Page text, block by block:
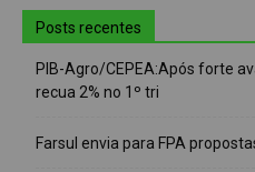
Posts recentes
PIB-Agro/CEPEA:Após forte
recua 2% no 1º tri
Farsul envia para FPA